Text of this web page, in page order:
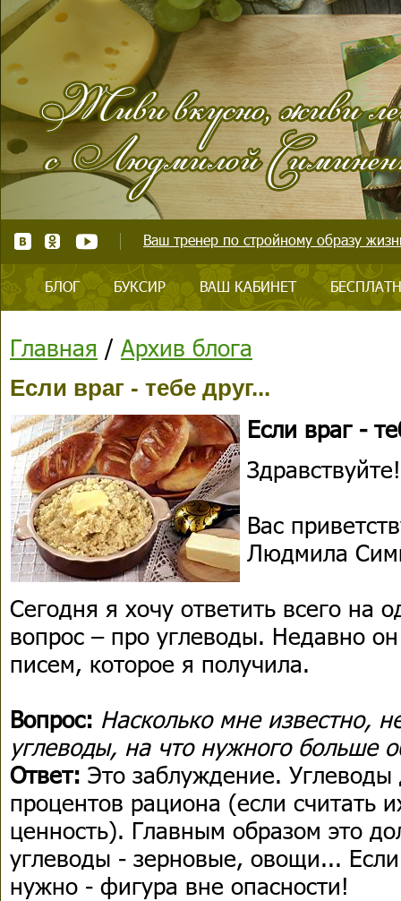
Ваш тренер по стройному образу
БЛОГ БУКСИР ВАШ КАБИНЕТ
Главная / Архив блога
Если враг - тебе друг...
Если враг -
Здравствуйте!
Вас
Людмила
Сегодня я хочу ответить всего на
вопрос – про углеводы. Недавно
писем, которое я получила.
Вопрос: Насколько мне известно,
углеводы, на что нужного больше
Ответ: Это заблуждение.
процентов рациона (если считать
ценность). Главным образом это
углеводы - зерновые, овощи... Если
нужно - фигура вне опасности!